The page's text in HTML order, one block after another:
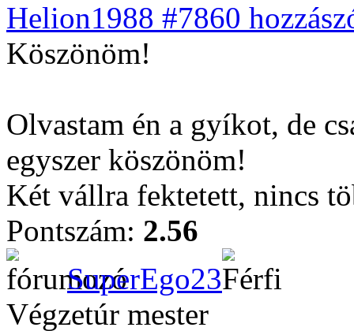
Helion1988 #7860
Köszönöm!
Olvastam én a gyíkot, de
egyszer köszönöm!
Két vállra fektetett, nincs
Pontszám: 2.56
SuperEgo23
Végzetúr mester